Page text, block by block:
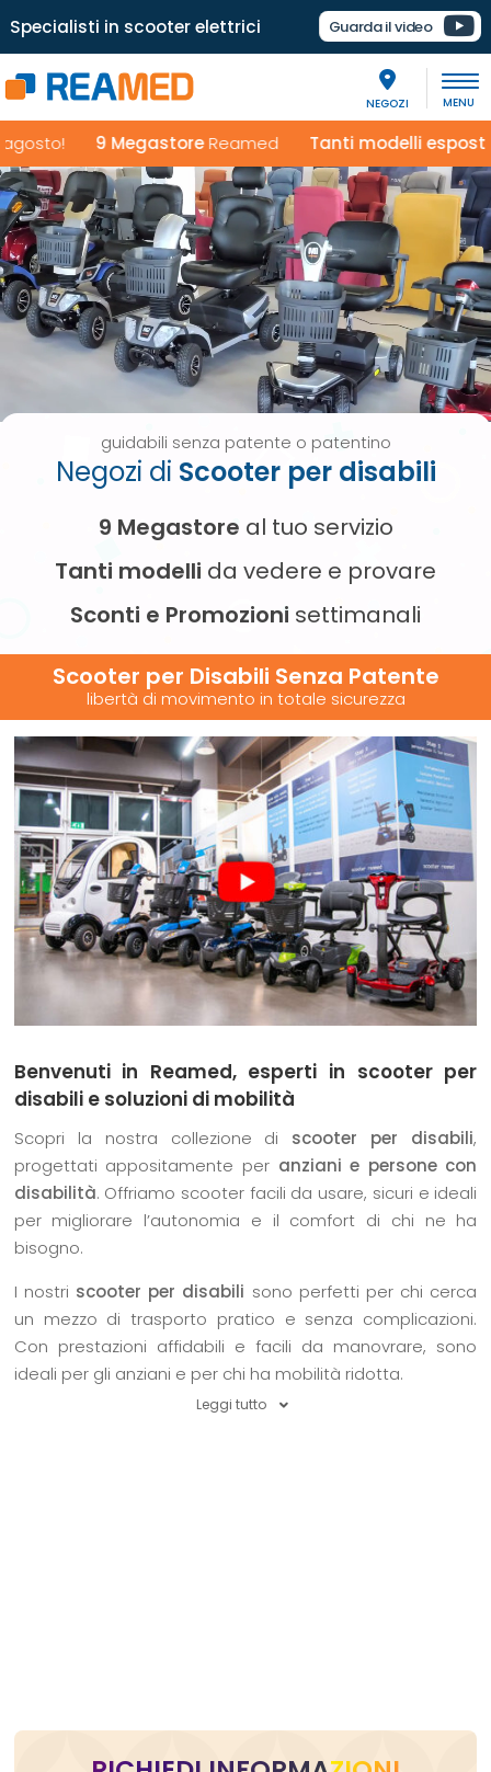
Specialisti in scooter elettrici Guarda il video
NEGOZI
9 MegastoreReamedTanti modelli espostiin
guidabili senza patente o patentino
Negozi di Scooter per disabili
9 Megastore al tuo servizio
Tanti modelli da vedere e provare
Sconti e Promozioni settimanali
Scooter per Disabili Senza Patente
libertà di movimento in totale sicurezza
Benvenuti in Reamed, esperti in scooter per
disabili e soluzioni di mobilità
Scopri la nostra collezione di scooter per disabili,
progettati appositamente per anziani e persone con
disabilità. Offriamo scooter facili da usare, sicuri e ideali
per migliorare l’autonomia e il comfort di chi ne ha
bisogno.
I nostri scooter per disabili sono perfetti per chi cerca
un mezzo di trasporto pratico e senza complicazioni.
Con prestazioni affidabili e facili da manovrare, sono
ideali per gli anziani e per chi ha mobilità ridotta.
Leggi tutto